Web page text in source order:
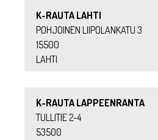
K-RAUTA LAHTI
POHJOINEN LIIPOLANKATU 3
15500
LAHTI
K-RAUTA LAPPEENRANTA
TULLITIE 2-4
53500